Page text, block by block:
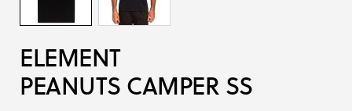
ELEMENT
PEANUTS CAMPER SS